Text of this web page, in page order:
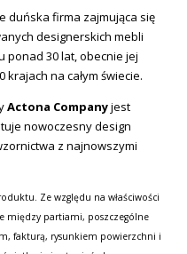
duńska firma zajmująca się
designerskich mebli
ponad 30 lat, obecnie jej
na całym świecie.
Actona Companyjest
nowoczesny design
z najnowszymi
Ze względu na właściwości
między partiami, poszczególne
fakturą, rysunkiem powierzchni i